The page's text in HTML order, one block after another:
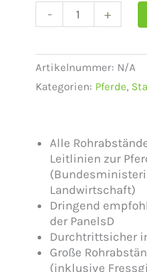
- +
Artikelnummer: N/A
Kategorien: Pferde,
Alle
Leitlinien zur
Landwirtschaft)
Dringend
der PanelsD
Durchtrittsicher
Große
(inklusive